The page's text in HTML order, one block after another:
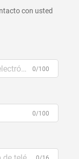
con usted
0/100
0/100